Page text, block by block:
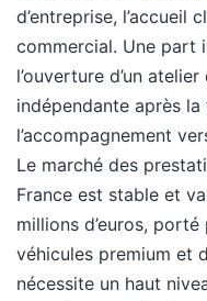
d’entreprise, l’accueil
commercial. Une part
l’ouverture d’un
indépendante après
l’accompagnement
Le marché des
France est stable et
millions d’euros,
véhicules premium et
nécessite un haut